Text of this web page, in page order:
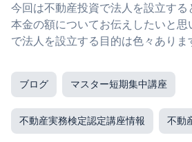
今回は不動産投資で法人を設立する
本金の額についてお伝えしたいと思います。
で法人を設立する目的は色々ありま
ブログ マスター短期集中講座
不動産実務検定認定講座情報 不動